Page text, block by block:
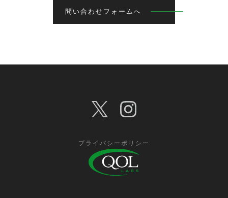
問い合わせフォームへ
プライバシーポリシー